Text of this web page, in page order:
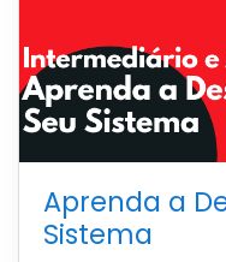
Aprenda a
Sistema